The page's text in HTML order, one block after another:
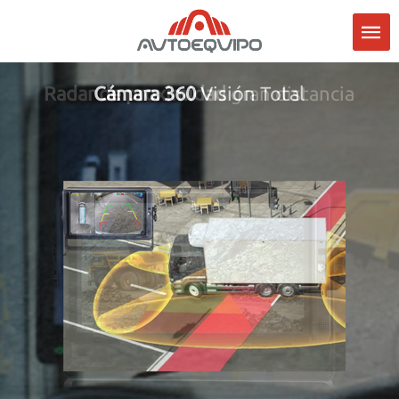
Radar de proximidadgran distancia
Cámara 360Visión Total